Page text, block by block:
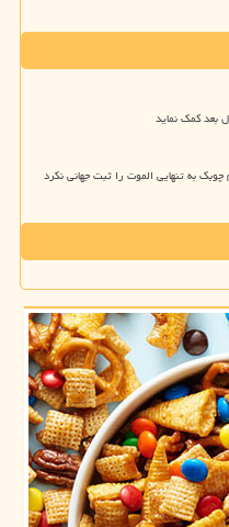
به تنهایی الموت را ثبت جهانی نکرد